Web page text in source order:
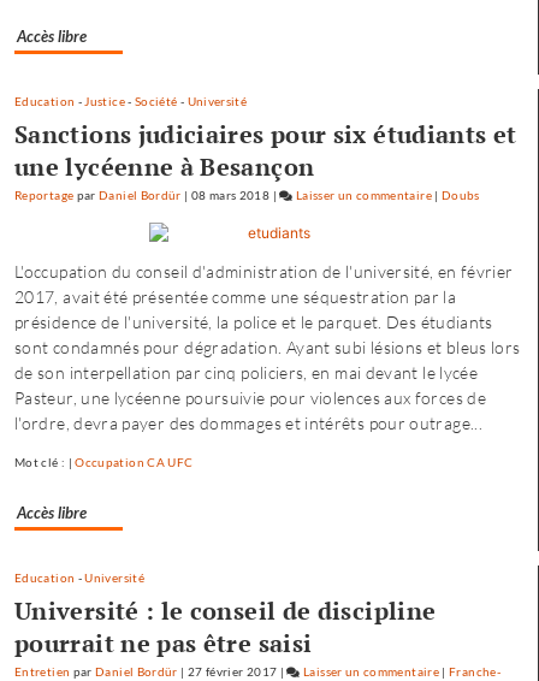
Accès libre
Education - Justice- Société - Université
Sanctions judiciaires pour six étudiants et
une lycéenne à Besançon
Reportage parDaniel Bordür | 08 mars 2018 | Laisser un commentaireon
CA
de
l’Université
de
Franche-
Comté
:
|Doubs
L'occupation du conseil d'administration de l'université, en février
2017, avait été présentée comme une séquestration par la
présidence de l'université, la police et le parquet. Des étudiants
sont condamnés pour dégradation. Ayant subi lésions et bleus lors
de son interpellation par cinq policiers, en mai devant le lycée
Pasteur, une lycéenne poursuivie pour violences aux forces de
l'ordre, devra payer des dommages et intérêts pour outrage...
Mot clé : |Occupation CA UFC
Accès libre
Education -Université
Université : le conseil de discipline
pourrait ne pas être saisi
Entretien par Daniel Bordür 27 février 2017 | Laisser un commentaire onFranche-